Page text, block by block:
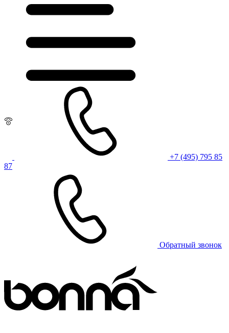
+7 (495) 795 85
87
Обратный звонок